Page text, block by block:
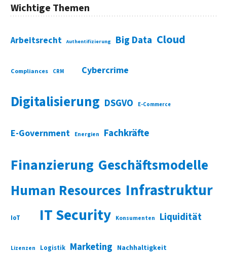
Wichtige Themen
Arbeitsrecht Authentifizierung Big Data Cloud
Compliances CRM Cybercrime
Digitalisierung DSGVO E-Commerce
E-Government Energien Fachkräfte
Finanzierung Geschäftsmodelle
Human Resources Infrastruktur
IoT IT Security Konsumenten Liquidität
Lizenzen Logistik Marketing Nachhaltigkeit